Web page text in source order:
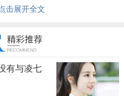
和抑制黑色素的形成。
含蛋白质和钙类，也是一
物，能够加速人体的新陈代
从而促进了细胞的更新，肤
击展开全文
有与凌七